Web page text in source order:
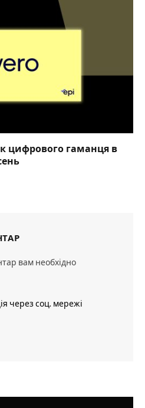
цифрового гаманця в
вам необхідно
через соц. мережі